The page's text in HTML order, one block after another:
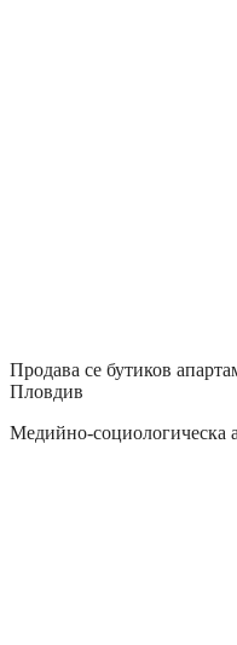
Продава се бутиков
Пловдив
Медийно-социологическа